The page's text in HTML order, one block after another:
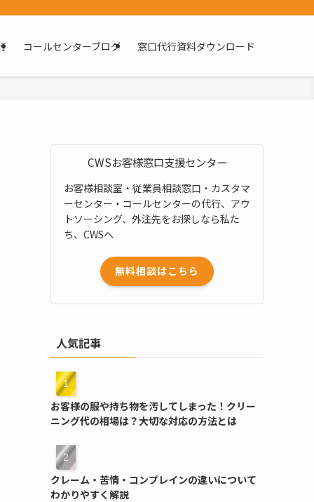
コールセンターブログ 窓口代行資料ダウンロード
CWSお客様窓口支援センター
お客様相談室・従業員相談窓口・カスタマ
ーセンター・コールセンターの代行、アウ
トソーシング、外注先をお探しなら私た
ち、CWSへ
無料相談はこちら
人気記事
お客様の服や持ち物を汚してしまった！クリー
ニング代の相場は？大切な対応の方法とは
クレーム・苦情・コンプレインの違いについて
わかりやすく解説